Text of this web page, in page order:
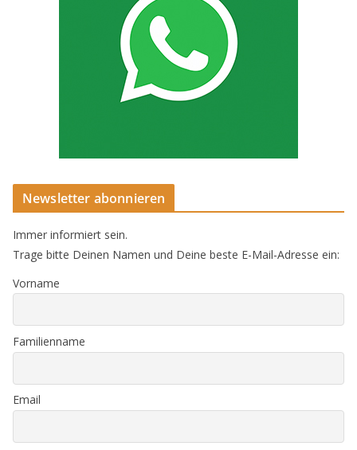
Newsletter abonnieren
Immer informiert sein.
Trage bitte Deinen Namen und Deine beste E-Mail-Adresse ein:
Vorname
Familienname
Email